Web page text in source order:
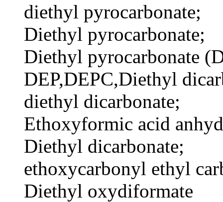
diethyl pyrocarbonate;
Diethyl pyrocarbonate;
Diethyl pyrocarbonate
DEP,DEPC,Diethyl
diethyl dicarbonate;
Ethoxyformic acid
Diethyl dicarbonate;
ethoxycarbonyl ethyl
Diethyl oxydiformate